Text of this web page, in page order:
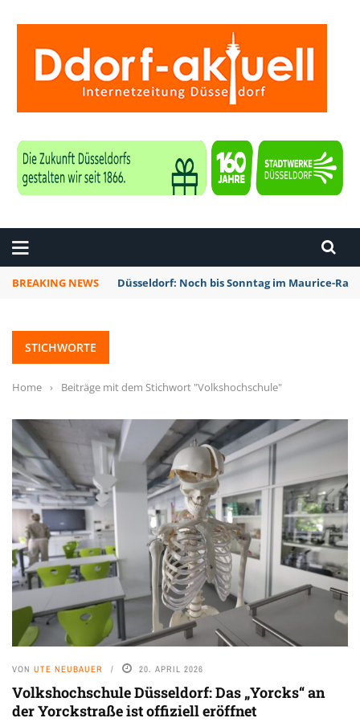
BREAKING NEWS Düsseldorf: Noch bis Sonntag im Maurice-
STICHWORTE
Home › Beiträge mit dem Stichwort "Volkshochschule"
VON UTE NEUBAUER 20. APRIL 2026
Volkshochschule Düsseldorf: Das „Yorcks“ an
der Yorckstraße ist offiziell eröffnet